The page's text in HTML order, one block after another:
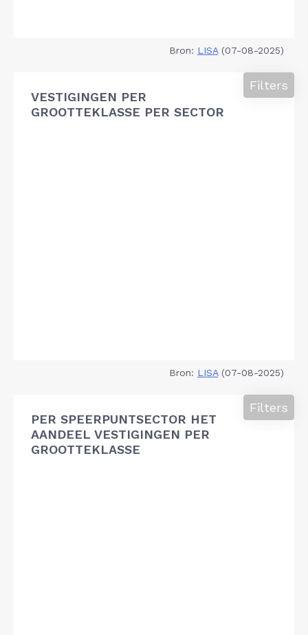
Bron: LISA(07-08-2025)
VESTIGINGEN PER
GROOTTEKLASSE PER SECTOR
Filters
Bron: LISA(07-08-2025)
PER SPEERPUNTSECTOR HET
AANDEEL VESTIGINGEN PER
GROOTTEKLASSE
Filters